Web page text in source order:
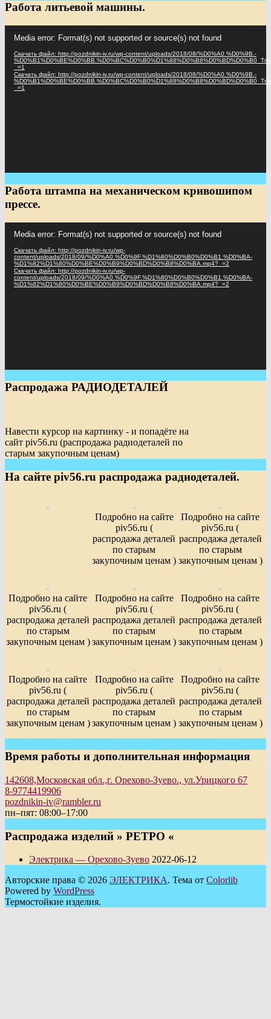
Работа литьевой машины.
Media error: Format(s) not supported or source(s) not found
Скачать файл: http://pozdnikin-iv.ru/wp-content/uploads/2018/08/%D0%A0.%D0%9B.-
_=1
Скачать файл: http://pozdnikin-iv.ru/wp-content/uploads/2018/08/%D0%A0.%D0%9B.-
_=1
Работа штампа на механическом кривошипом
прессе.
Media error: Format(s) not supported or source(s) not found
Скачать файл: http://pozdnikin-iv.ru/wp-
content/uploads/2018/09/%D0%A0.%D0%9F.%D1%80%D0%B0%D0%B1.%D0%BA-
%D1%82%D1%80%D0%BE%D0%B9%D0%BD%D0%B8%D0%BA.mp4?_=2
Скачать файл: http://pozdnikin-iv.ru/wp-
content/uploads/2018/09/%D0%A0.%D0%9F.%D1%80%D0%B0%D0%B1.%D0%BA-
%D1%82%D1%80%D0%BE%D0%B9%D0%BD%D0%B8%D0%BA.mp4?_=2
Распродажа РАДИОДЕТАЛЕЙ
Навести курсор на картинку - и попадёте на
сайт piv56.ru (распродажа радиодеталей по
старым закупочным ценам)
На сайте piv56.ru распродажа радиодеталей.
Подробно на сайте
piv56.ru (
распродажа деталей
по старым
закупочным ценам )
Подробно на сайте
piv56.ru (
распродажа деталей
по старым
закупочным ценам )
Подробно на сайте
piv56.ru (
распродажа деталей
по старым
закупочным ценам )
Подробно на сайте
piv56.ru (
распродажа деталей
по старым
закупочным ценам )
Подробно на сайте
piv56.ru (
распродажа деталей
по старым
закупочным ценам )
Подробно на сайте
piv56.ru (
распродажа деталей
по старым
закупочным ценам )
Подробно на сайте
piv56.ru (
распродажа деталей
по старым
закупочным ценам )
Подробно на сайте
piv56.ru (
распродажа деталей
по старым
закупочным ценам )
Время работы и дополнительная информация
142608,Московская обл.,г. Орехово-Зуево., ул.Урицкого 67
8-9774419906
pozdnikin-iv@rambler.ru
пн–пят: 08:00–17:00
Распродажа изделий » РЕТРО «
Электрика — Орехово-Зуево 2022-06-12
Авторские права © 2026 ЭЛЕКТРИКА. Тема от Colorlib
Powered by WordPress
Термостойкие изделия.